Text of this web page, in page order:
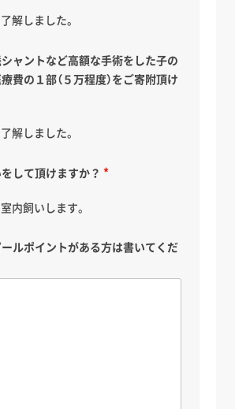
解しました。
ャントなど高額な手術をした子の
費の１部（５万程度）をご寄附頂け
解しました。
して頂けますか？
内飼いします。
ルポイントがある方は書いてくだ